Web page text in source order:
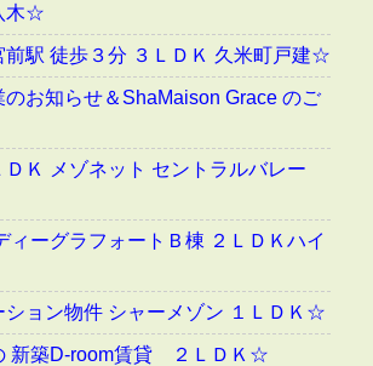
木☆
駅 徒歩３分 ３ＬＤＫ 久米町戸建☆
お知らせ＆ShaMaison Grace のご
Ｋ メゾネット セントラルバレー
ーグラフォートＢ棟 ２ＬＤＫハイ
ョン物件 シャーメゾン １ＬＤＫ☆
新築D-room賃貸 ２ＬＤＫ☆